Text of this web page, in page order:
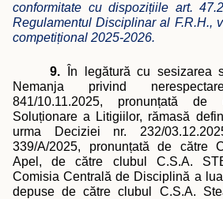
conformitate cu dispozițiile art.
Regulamentul Disciplinar al F.R.H.,
competițional 2025-2026.
9.
În legătură cu sesizarea
Nemanja privind
841/10.11.2025, pronunțată
Soluționare a Litigiilor, rămasă
urma Deciziei nr. 232/
339/A/2025, pronunțată de către
Apel, de către clubul C.S.A.
Comisia Centrală de Disciplină a
depuse de către clubul C.S.A.